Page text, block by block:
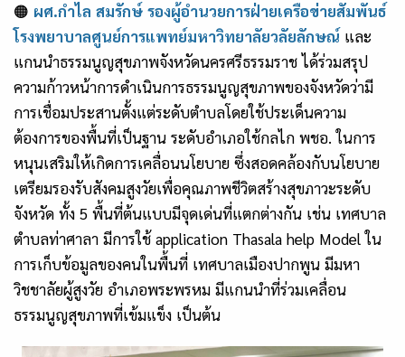
🟠 ผศ.กำไล สมรักษ์ รองผู้อำนวยการฝ่ายเครือข่ายสัมพันธ์
โรงพยาบาลศูนย์การแพทย์มหาวิทยาลัยวลัยลักษณ์ และ
แกนนำธรรมนูญสุขภาพจังหวัดนครศรีธรรมราช ได้ร่วมสรุป
ความก้าวหน้าการดำเนินการธรรมนูญสุขภาพของจังหวัดว่ามี
การเชื่อมประสานตั้งแต่ระดับตำบลโดยใช้ประเด็นความ
ต้องการของพื้นที่เป็นฐาน ระดับอำเภอใช้กลไก พชอ. ในการ
หนุนเสริมให้เกิดการเคลื่อนนโยบาย ซึ่งสอดคล้องกับนโยบาย
เตรียมรองรับสังคมสูงวัยเพื่อคุณภาพชีวิตสร้างสุขภาวะระดับ
จังหวัด ทั้ง 5 พื้นที่ต้นแบบมีจุดเด่นที่แตกต่างกัน เช่น เทศบาล
ตำบลท่าศาลา มีการใช้ application Thasala help Model ใน
การเก็บข้อมูลของคนในพื้นที่ เทศบาลเมืองปากพูน มีมหา
วิชชาลัยผู้สูงวัย อำเภอพระพรหม มีแกนนำที่ร่วมเคลื่อน
ธรรมนูญสุขภาพที่เข้มแข็ง เป็นต้น